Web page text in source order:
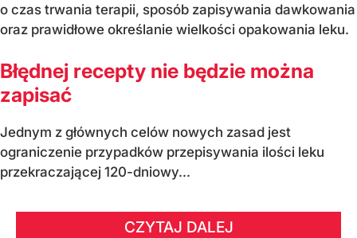
o czas trwania terapii, sposób zapisywania dawkowania
oraz prawidłowe określanie wielkości opakowania leku.
Błędnej recepty nie będzie można
zapisać
Jednym z głównych celów nowych zasad jest
ograniczenie przypadków przepisywania ilości leku
przekraczającej 120-dniowy...
CZYTAJ DALEJ